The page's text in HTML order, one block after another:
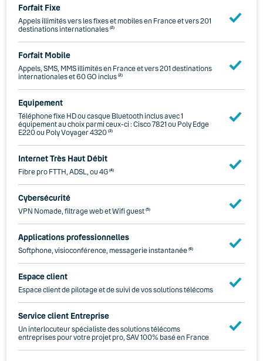
Forfait Fixe
Appels illimités vers les fixes et mobiles en France et vers 201
destinations internationales (2)
Forfait Mobile
Appels, SMS, MMS illimités en France et vers 201 destinations
internationales et 60 GO inclus (2)
Equipement
Téléphone fixe HD ou casque Bluetooth inclus avec 1
équipement au choix parmi ceux-ci : Cisco 7821 ou Poly Edge
E220 ou Poly Voyager 4320 (3)
Internet Très Haut Débit
Fibre pro FTTH, ADSL, ou 4G (4)
Cybersécurité
VPN Nomade, filtrage web et Wifi guest (5)
Applications professionnelles
Softphone, visioconférence, messagerie instantanée (6)
Espace client
Espace client de pilotage et de suivi de vos solutions télécoms
Service client Entreprise
Un interlocuteur spécialiste des solutions télécoms
entreprises pour votre projet pro, SAV 100% basé en France